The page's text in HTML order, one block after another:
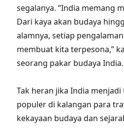
segalanya. “India memang
Dari kaya akan budaya
alamnya, setiap
membuat kita terpesona,”
seorang pakar budaya India.
Tak heran jika India
populer di kalangan para
kekayaan budaya dan